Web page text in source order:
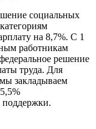
социальных
на 8,7%. С 1
работникам
решение
труда. Для
закладываем
поддержки.